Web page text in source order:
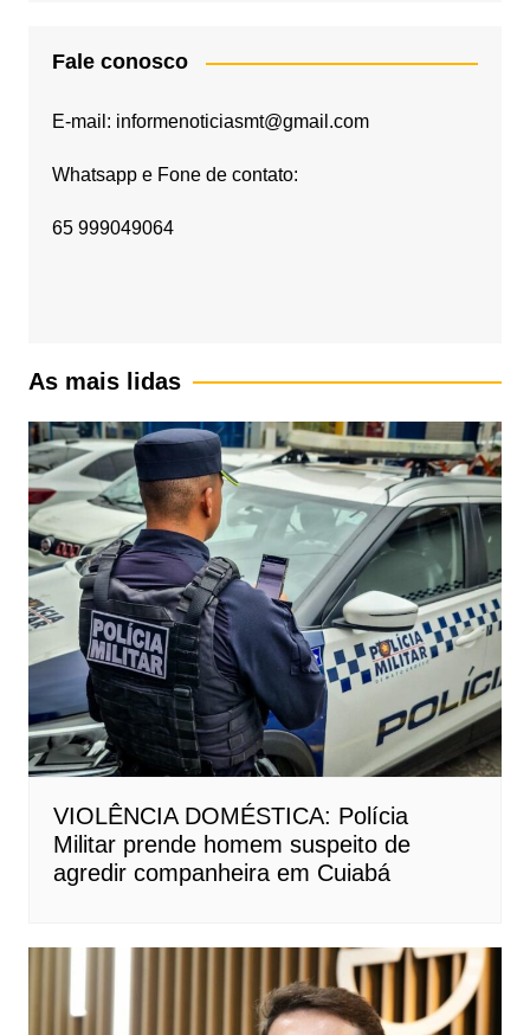
Fale conosco
E-mail: informenoticiasmt@gmail.com
Whatsapp e Fone de contato:
65 999049064
As mais lidas
VIOLÊNCIA DOMÉSTICA: Polícia
Militar prende homem suspeito de
agredir companheira em Cuiabá